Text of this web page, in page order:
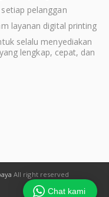
pelanggan
layanan digital printing
selalu menyediakan
lengkap, cepat, dan
All right reserved
Chat kami